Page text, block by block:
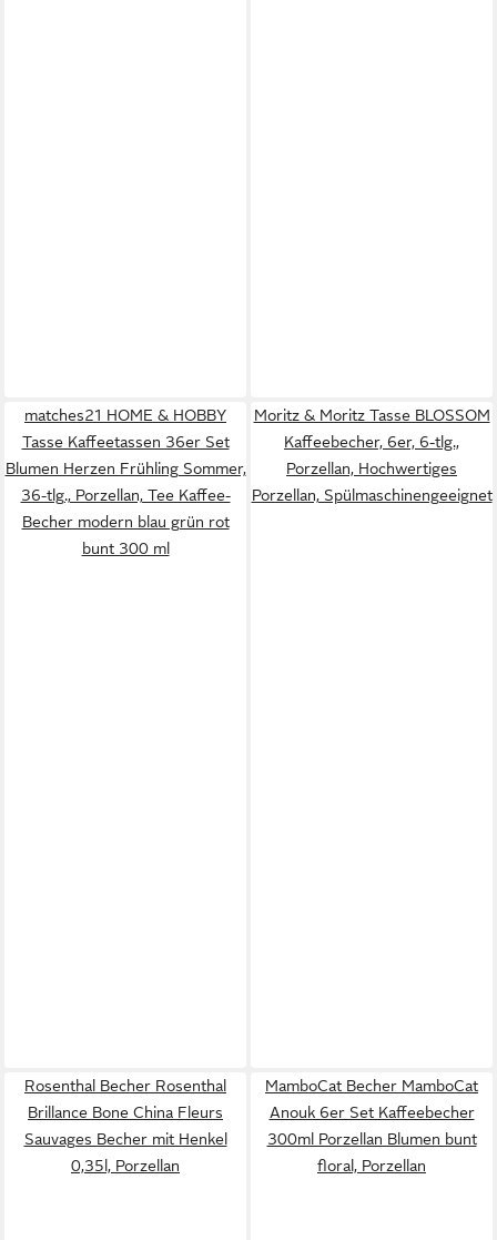
matches21 HOME & HOBBY
Tasse Kaffeetassen 36er Set
Blumen Herzen Frühling Sommer,
36-tlg., Porzellan, Tee Kaffee-
Becher modern blau grün rot
bunt 300 ml
Moritz & Moritz Tasse BLOSSOM
Kaffeebecher, 6er, 6-tlg.,
Porzellan, Hochwertiges
Porzellan, Spülmaschinengeeignet
Rosenthal Becher Rosenthal
Brillance Bone China Fleurs
Sauvages Becher mit Henkel
0,35l, Porzellan
MamboCat Becher MamboCat
Anouk 6er Set Kaffeebecher
300ml Porzellan Blumen bunt
floral, Porzellan